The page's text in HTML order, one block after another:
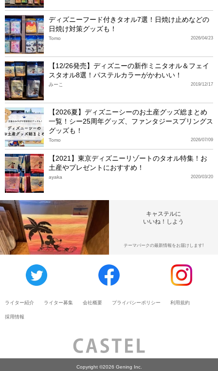
ディズニーフード付きタオル7選！日焼け止めなどの
日焼け対策グッズも！
2026/04/23
Tomo
【12/26発売】ディズニーの新作ミニタオル＆フェイ
スタオル8選！パステルカラーがかわいい！
2019/12/17
みーこ
【2026夏】ディズニーシーのお土産グッズ総まとめ
一覧！シー25周年グッズ、ファンタジースプリングス
グッズも！
2026/07/09
Tomo
【2021】東京ディズニーリゾートのタオル特集！お
土産やプレゼントにおすすめ！
2020/03/20
ayaka
キャステルに
いいね！しよう
テーマパークの最新情報をお届けします!
ライター紹介 ライター募集 会社概要 プライバシーポリシー 利用規約
採用情報
Copyright ©2026 Gening Inc.